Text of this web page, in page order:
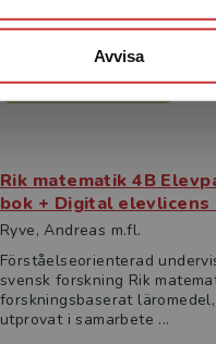
Avvisa
245 krinkl. moms
Exkl. moms: 231 kr
Rik matematik 4B
bok + Digital elevlicens
Ryve, Andreas m.fl.
Förståelseorienterad
svensk forskning Rik
forskningsbaserat
utprovat i samarbete ...